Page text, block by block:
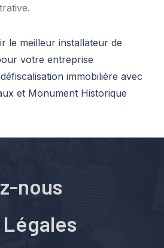
le meilleur installateur de
votre entreprise
immobilière avec
et Monument Historique
nous